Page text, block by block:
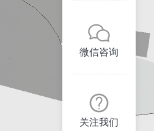
微信咨询
关注我们